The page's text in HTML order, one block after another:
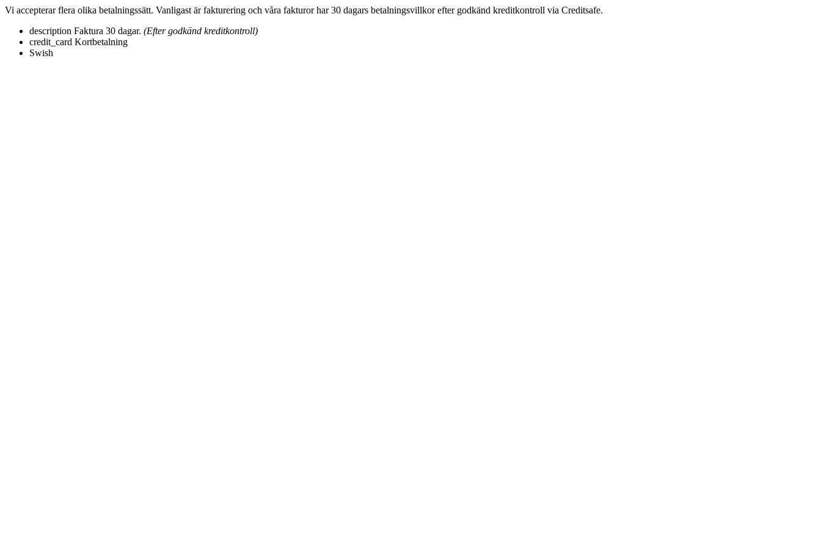
Vi accepterar flera olika betalningssätt. Vanligast är fakturering och våra fakturor har 30 dagars betalningsvillkor efter godkänd kreditkontroll via Creditsafe.
description Faktura 30 dagar. (Efter godkänd kreditkontroll)
credit_card Kortbetalning
Swish